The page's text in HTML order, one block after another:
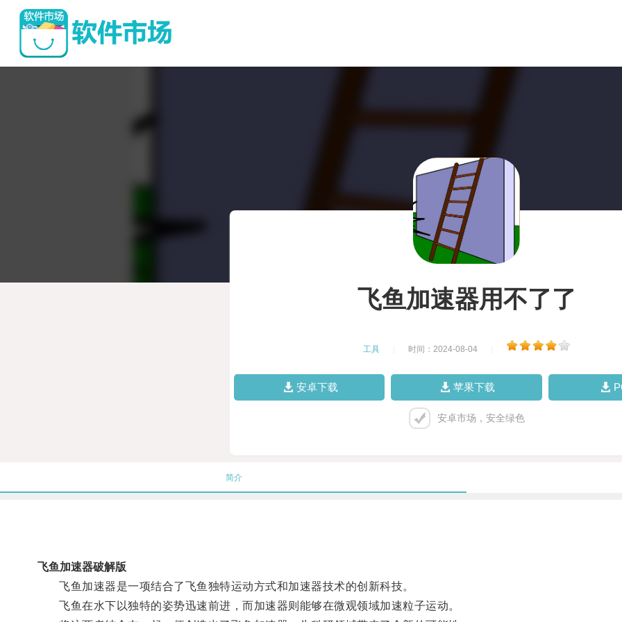
飞鱼加速器用不了了
工具 时间：2024-08-04
安卓下载 苹果下载
安卓市场，安全绿色
简介
飞鱼加速器破解版
飞鱼加速器是一项结合了飞鱼独特运动方式和加速器技术的创新科技。
飞鱼在水下以独特的姿势迅速前进，而加速器则能够在微观领域加速粒子运动。